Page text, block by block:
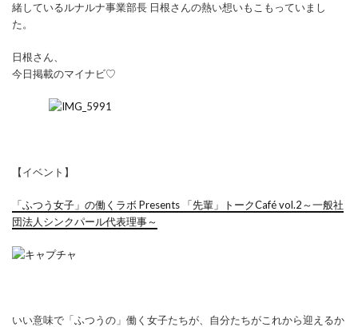
緒しているルナルナ事業部長 日根さんの熱い想いもこもっていまし
た。
日根さん、
今日掲載のマイナビ♡
【イベント】
「ふつう女子」の働くラボ Presents 「先輩」トークCafé vol.2～一般社
団法人シンクパール代表理事～
いい意味で「ふつうの」働く女子たちが、自分たちがこれから迎えるか